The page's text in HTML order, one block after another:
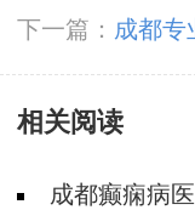
办?
下一篇： 成都专
服药吗?
相关阅读
成都癫痫病